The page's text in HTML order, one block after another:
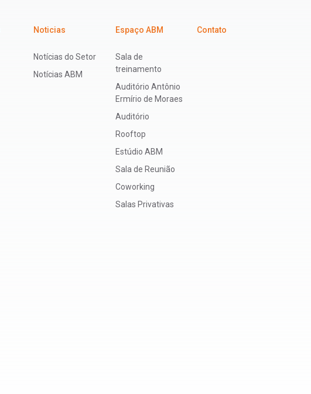
Noticias
Notícias do Setor
Notícias ABM
Espaço ABM
Sala de
treinamento
Auditório Antônio
Ermírio de Moraes
Auditório
Rooftop
Estúdio ABM
Sala de Reunião
Coworking
Salas Privativas
Contato